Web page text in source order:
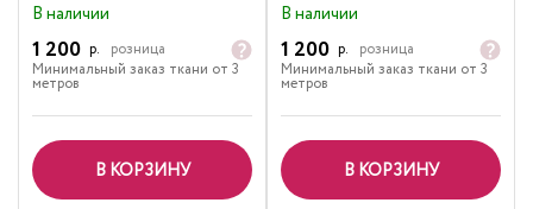
В наличии
1 200 р.
розница
Минимальный заказ ткани от 3
метров
В КОРЗИНУ
В наличии
1 200 р.
розница
Минимальный заказ ткани от 3
метров
В КОРЗИНУ